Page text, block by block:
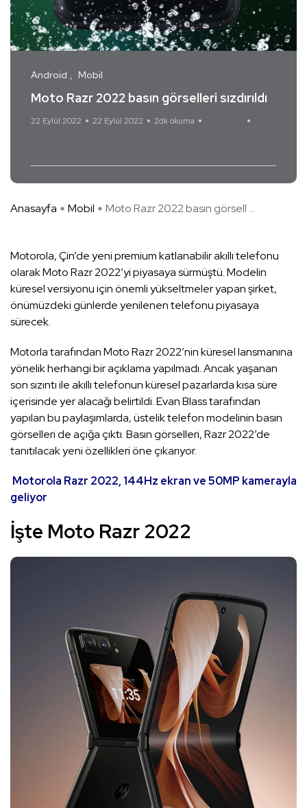
Android Mobil
Moto Razr 2022 basın görselleri sızdırıldı
22 Eylül 2022 22 Eylül 2022 2dk okuma
Anasayfa Mobil Moto Razr 2022 basın görsell ...
Motorola, Çin’de yeni premium katlanabilir akıllı telefonu
olarak Moto Razr 2022’yi piyasaya sürmüştü. Modelin
küresel versiyonu için önemli yükseltmeler yapan şirket,
önümüzdeki günlerde yenilenen telefonu piyasaya
sürecek.
Motorla tarafından Moto Razr 2022’nin küresel lansmanına
yönelik herhangi bir açıklama yapılmadı. Ancak yaşanan
son sızıntı ile akıllı telefonun küresel pazarlarda kısa süre
içerisinde yer alacağı belirtildi. Evan Blass tarafından
yapılan bu paylaşımlarda, üstelik telefon modelinin basın
görselleri de açığa çıktı. Basın görselleri, Razr 2022’de
tanıtılacak yeni özellikleri öne çıkarıyor.
Motorola Razr 2022, 144Hz ekran ve 50MP kamerayla
geliyor
İşte Moto Razr 2022